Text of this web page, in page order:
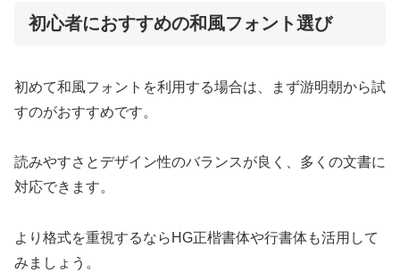
初心者におすすめの和風フォント選び
初めて和風フォントを利用する場合は、まず游明朝から試
すのがおすすめです。
読みやすさとデザイン性のバランスが良く、多くの文書に
対応できます。
より格式を重視するならHG正楷書体や行書体も活用して
みましょう。